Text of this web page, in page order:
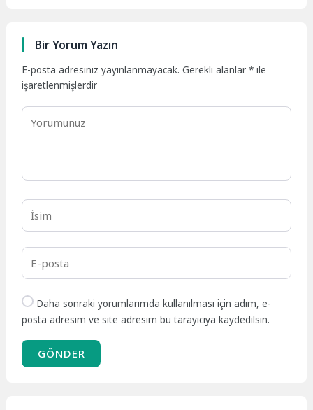
Bir Yorum Yazın
E-posta adresiniz yayınlanmayacak. Gerekli alanlar* ile
işaretlenmişlerdir
Daha sonraki yorumlarımda kullanılması için adım, e-
posta adresim ve site adresim bu tarayıcıya kaydedilsin.
GÖNDER